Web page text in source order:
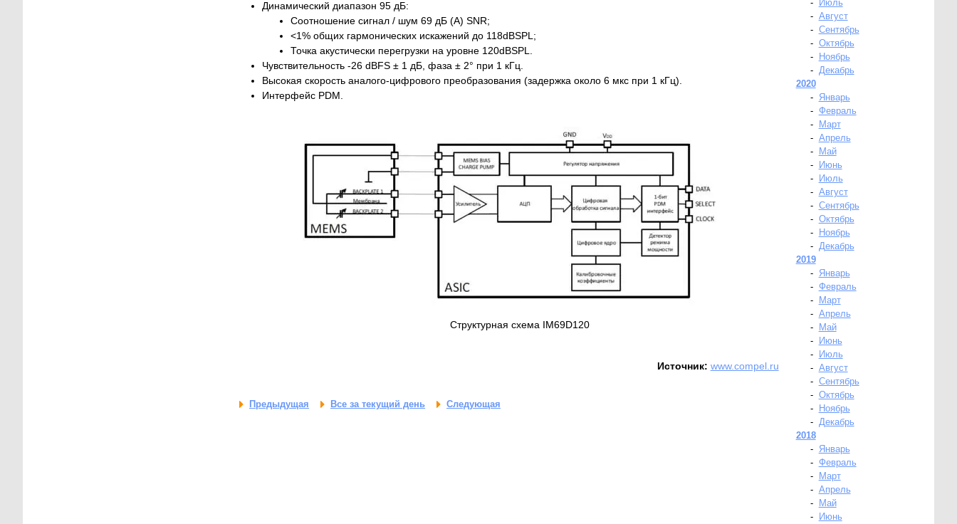
Динамический диапазон 95 дБ:
Соотношение сигнал / шум 69 дБ (A) SNR;
<1% общих гармонических искажений до 118dBSPL;
Точка акустически перегрузки на уровне 120dBSPL.
Чувствительность -26 dBFS ± 1 дБ, фаза ± 2° при 1 кГц.
Высокая скорость аналого-цифрового преобразования (задержка около 6 мкс при 1 кГц).
Интерфейс PDM.
Структурная схема IM69D120
Источник: www.compel.ru
Предыдущая Все за текущий день Следующая
-
Июль
- Август
- Сентябрь
- Октябрь
-
Ноябрь
- Декабрь
2020
-
Январь
- Февраль
-
Март
- Апрель
-
Май
-
Июнь
-
Июль
- Август
- Сентябрь
- Октябрь
-
Ноябрь
- Декабрь
2019
-
Январь
- Февраль
-
Март
- Апрель
-
Май
-
Июнь
-
Июль
- Август
- Сентябрь
- Октябрь
-
Ноябрь
- Декабрь
2018
-
Январь
- Февраль
-
Март
- Апрель
-
Май
-
Июнь